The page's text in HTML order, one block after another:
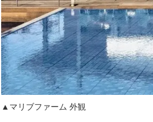
▲マリブファーム 外観